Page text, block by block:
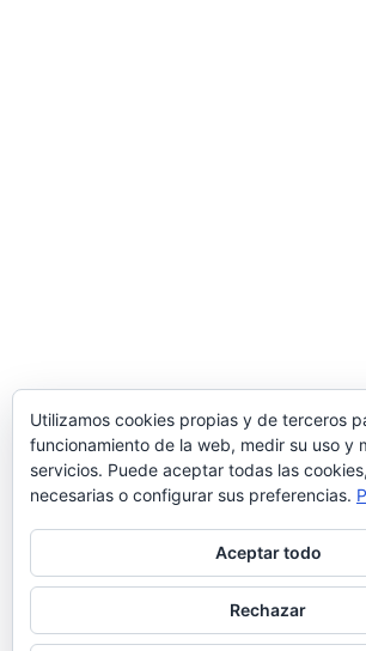
© 2026 Manquepierda - Tema
Utilizamos cookies propias y de terceros
funcionamiento de la web, medir su uso y
servicios. Puede aceptar todas las
necesarias o configurar sus preferencias.
Aceptar todo
Rechazar